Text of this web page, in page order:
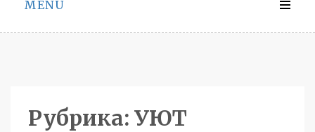
MENU
Рубрика: УЮТ